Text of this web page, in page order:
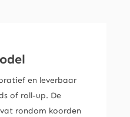
en leverbaar
of roll-up. De
rondom koorden